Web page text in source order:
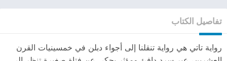
تفاصيل الكتاب
رواية تاتي هي رواية تنقلنا إلى أجواء دبلن في خمسينيات القرن